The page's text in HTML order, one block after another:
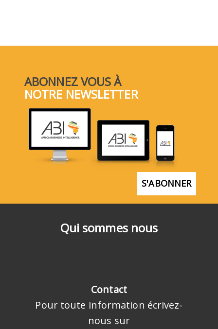
Qui sommes nous
Contact
Pour toute information écrivez-
nous sur
ABONNEZ VOUS À
NOTRE NEWSLETTER
S'ABONNER